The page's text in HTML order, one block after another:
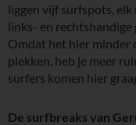
liggen vijf surfspots, elk
links- en
Omdat het hier minder
plekken, heb je meer
surfers komen hier
De surfbreaks van